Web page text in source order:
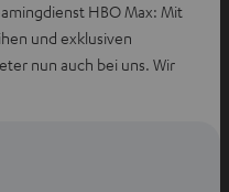
HBO Max: Mit
und exklusiven
nun auch bei uns. Wir